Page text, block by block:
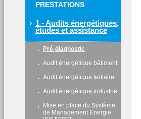
PRESTATIONS
1 - Audits énergétiques,
études et assistance
Pré-diagnostic
Audit énergétique bâtiment
Audit énergétique tertiaire
Audit énergétique industrie
Mise en place du Système
de Management Energie